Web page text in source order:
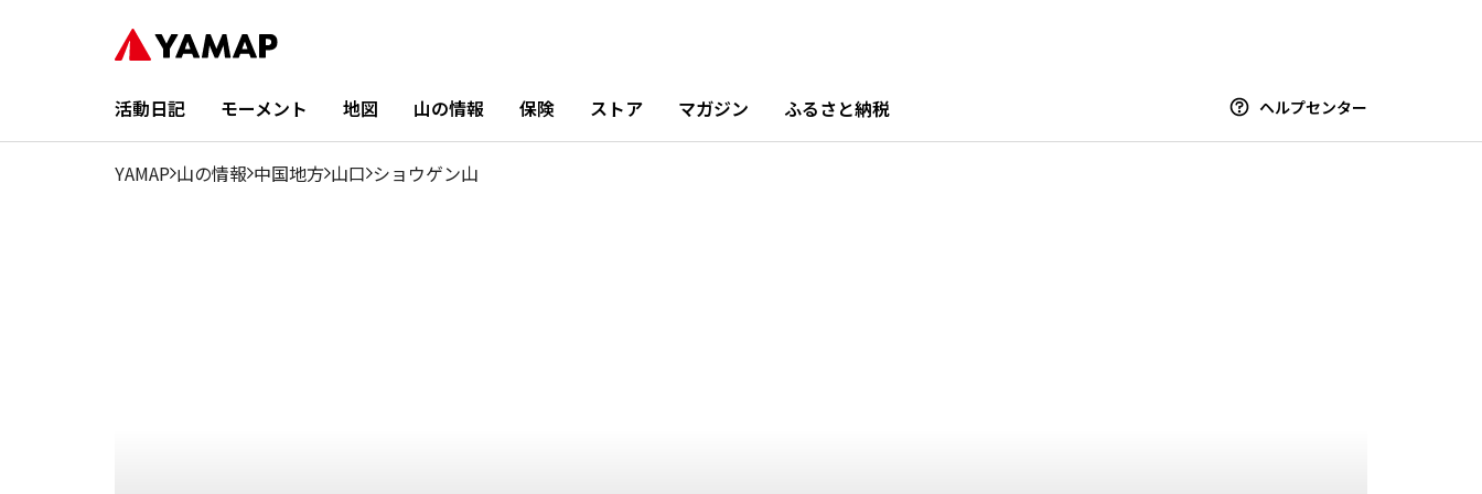
活動日記 モーメント 地図 山の情報 保険 ストア マガジン ふるさと納税 ヘルプセンター
YAMAP 山の情報 中国地方 山口 ショウゲン山
3月 4月 5月